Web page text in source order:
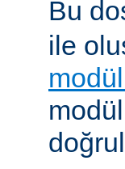
Bu
ile